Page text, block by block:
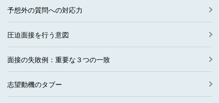
予想外の質問への対応力
圧迫面接を行う意図
面接の失敗例：重要な３つの一致
志望動機のタブー